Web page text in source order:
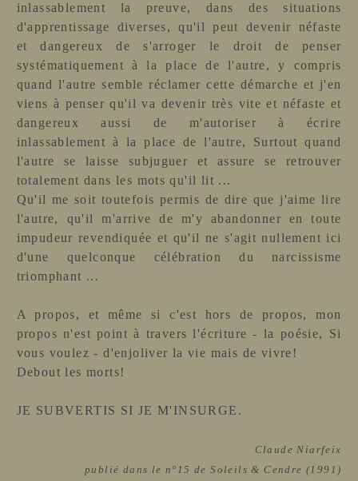
inlassablement la preuve, dans des situations
d'apprentissage diverses, qu'il peut devenir néfaste
et dangereux de s'arroger le droit de penser
systématiquement à la place de l'autre, y compris
quand l'autre semble réclamer cette démarche et j'en
viens à penser qu'il va devenir très vite et néfaste et
dangereux aussi de m'autoriser à écrire
inlassablement à la place de l'autre, Surtout quand
l'autre se laisse subjuguer et assure se retrouver
totalement dans les mots qu'il lit ...
Qu'il me soit toutefois permis de dire que j'aime lire
l'autre, qu'il m'arrive de m'y abandonner en toute
impudeur revendiquée et qu'il ne s'agit nullement ici
d'une quelconque célébration du narcissisme
triomphant ...
A propos, et même si c'est hors de propos, mon
propos n'est point à travers l'écriture - la poésie, Si
vous voulez - d'enjoliver la vie mais de vivre!
Debout les morts!
JE SUBVERTIS SI JE M'INSURGE.
Claude Niarfeix
publié dans le n°15 de Soleils & Cendre (1991)